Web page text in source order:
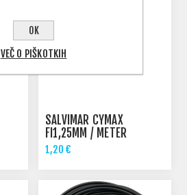
SALVIMAR CYMAX
FI1,25MM / METER
1,20 €
OK
VEČ O PIŠKOTKIH